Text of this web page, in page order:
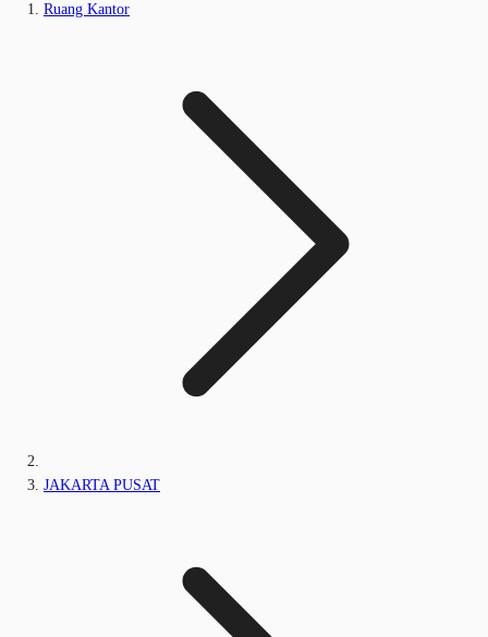
Ruang Kantor
JAKARTA PUSAT